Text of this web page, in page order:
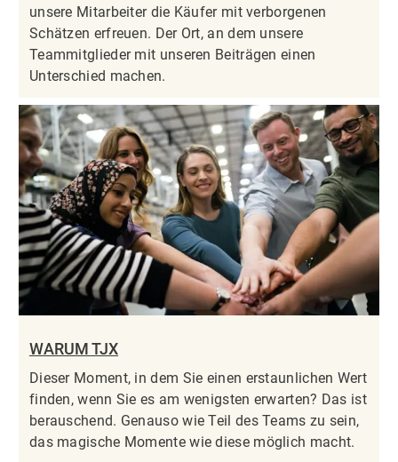
unsere Mitarbeiter die Käufer mit verborgenen
Schätzen erfreuen. Der Ort, an dem unsere
Teammitglieder mit unseren Beiträgen einen
Unterschied machen.
WARUM TJX
Dieser Moment, in dem Sie einen erstaunlichen Wert
finden, wenn Sie es am wenigsten erwarten? Das ist
berauschend. Genauso wie Teil des Teams zu sein,
das magische Momente wie diese möglich macht.